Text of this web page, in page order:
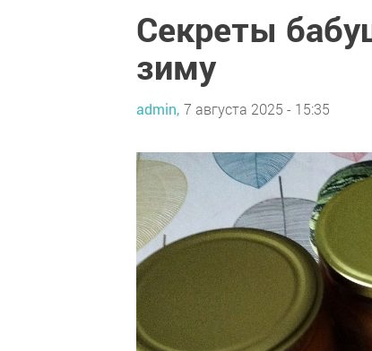
Секреты
зиму
admin, 7 августа 2025 - 15:35